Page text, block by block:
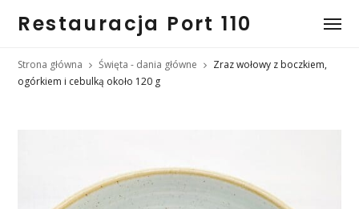
Restauracja Port 110
Strona główna Święta - dania główne
Zraz wołowy z boczkiem,
ogórkiem i cebulką około 120 g